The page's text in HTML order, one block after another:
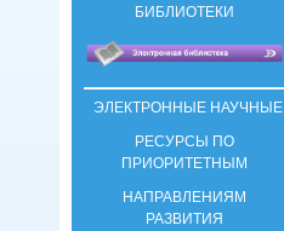
БИБЛИОТЕКИ
ЭЛЕКТРОННЫЕ НАУЧНЫЕ
РЕСУРСЫ ПО
ПРИОРИТЕТНЫМ
НАПРАВЛЕНИЯМ
РАЗВИТИЯ